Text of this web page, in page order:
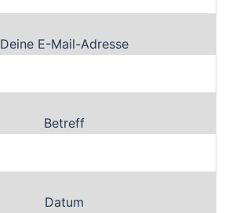
Deine E-Mail-Adresse
Betreff
Datum